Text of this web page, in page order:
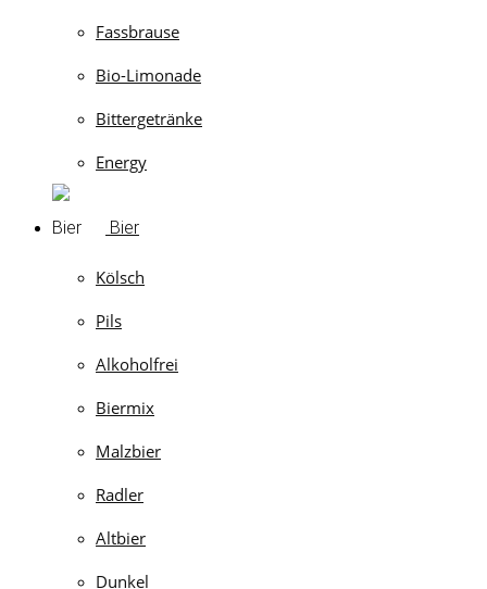
Fassbrause
Bio-Limonade
Bittergetränke
Energy
Bier
Kölsch
Pils
Alkoholfrei
Biermix
Malzbier
Radler
Altbier
Dunkel